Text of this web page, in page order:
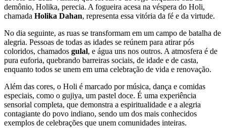
demônio, Holika, perecia. A fogueira acesa na véspera do Holi,
chamada Holika Dahan, representa essa vitória da fé e da virtude.
No dia seguinte, as ruas se transformam em um campo de batalha de
alegria. Pessoas de todas as idades se reúnem para atirar pós
coloridos, chamados gulal, e água uns nos outros. A atmosfera é de
pura euforia, quebrando barreiras sociais, de idade e de casta,
enquanto todos se unem em uma celebração de vida e renovação.
Além das cores, o Holi é marcado por música, dança e comidas
especiais, como o gujiya, um pastel doce. É uma experiência
sensorial completa, que demonstra a espiritualidade e a alegria
contagiante do povo indiano, sendo um dos mais conhecidos
exemplos de celebrações que unem comunidades inteiras.